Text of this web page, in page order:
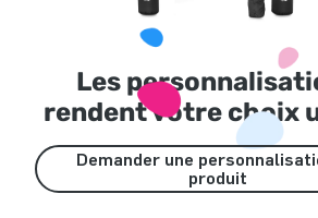
Les
rendent votre choix
Demander une
produit